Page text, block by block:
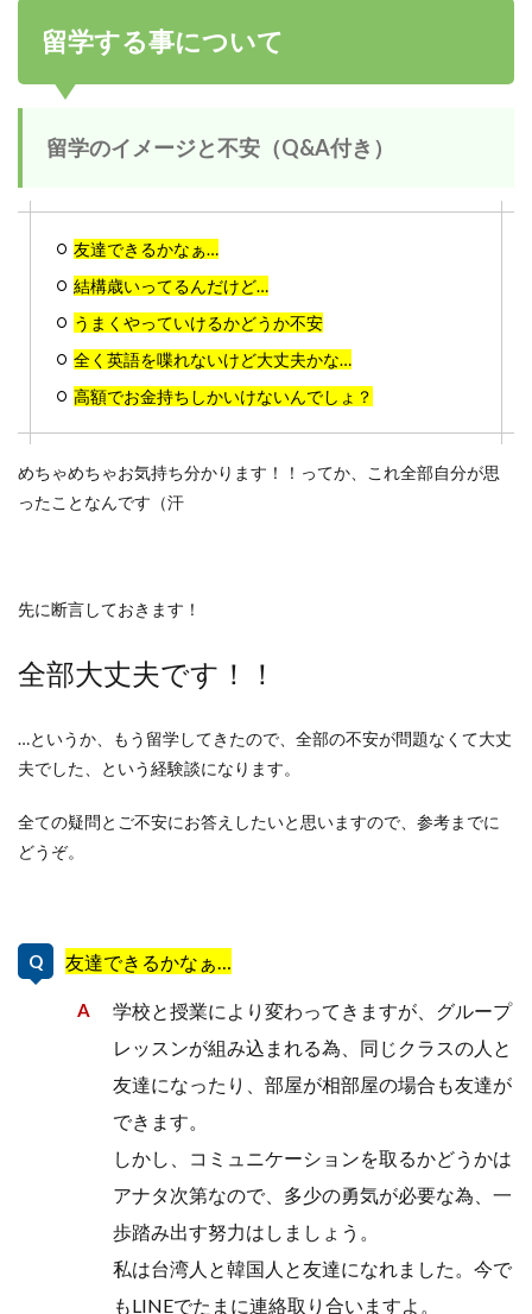
留学する事について
留学のイメージと不安（Q&A付き）
友達できるかなぁ…
結構歳いってるんだけど…
うまくやっていけるかどうか不安
全く英語を喋れないけど大丈夫かな…
高額でお金持ちしかいけないんでしょ？
めちゃめちゃお気持ち分かります！！ってか、これ全部自分が思
ったことなんです（汗
先に断言しておきます！
全部大丈夫です！！
…というか、もう留学してきたので、全部の不安が問題なくて大丈
夫でした、という経験談になります。
全ての疑問とご不安にお答えしたいと思いますので、参考までに
どうぞ。
友達できるかなぁ…
学校と授業により変わってきますが、グループ
レッスンが組み込まれる為、同じクラスの人と
友達になったり、部屋が相部屋の場合も友達が
できます。
しかし、コミュニケーションを取るかどうかは
アナタ次第なので、多少の勇気が必要な為、一
歩踏み出す努力はしましょう。
私は台湾人と韓国人と友達になれました。今で
もLINEでたまに連絡取り合いますよ。